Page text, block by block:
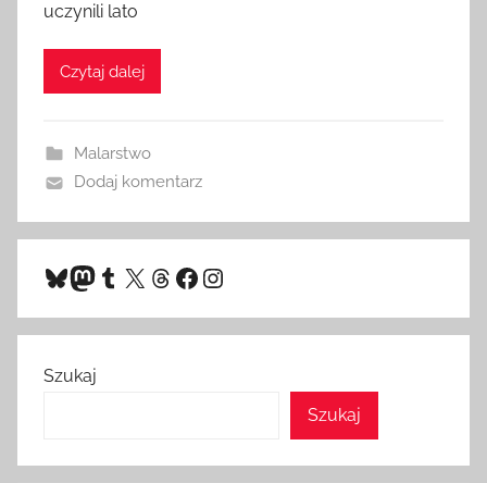
uczynili lato
Czytaj dalej
Malarstwo
Dodaj komentarz
Bluesky
Mastodon
Tumblr
X Threads
Facebook
Instagram
Szukaj
Szukaj